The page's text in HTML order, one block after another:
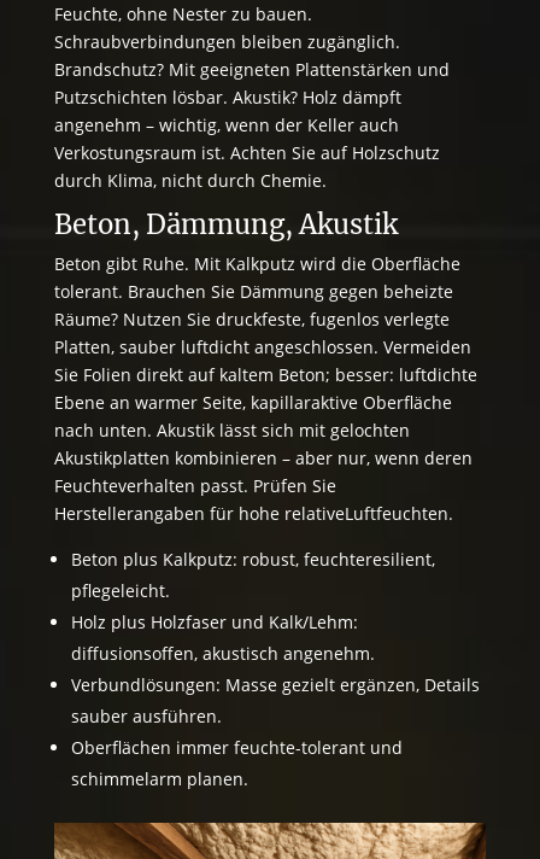
Feuchte, ohne Nester zu bauen.
Schraubverbindungen bleiben zugänglich.
Brandschutz? Mit geeigneten Plattenstärken und
Putzschichten lösbar. Akustik? Holz dämpft
angenehm – wichtig, wenn der Keller auch
Verkostungsraum ist. Achten Sie auf Holzschutz
durch Klima, nicht durch Chemie.
Beton, Dämmung, Akustik
Beton gibt Ruhe. Mit Kalkputz wird die Oberfläche
tolerant. Brauchen Sie Dämmung gegen beheizte
Räume? Nutzen Sie druckfeste, fugenlos verlegte
Platten, sauber luftdicht angeschlossen. Vermeiden
Sie Folien direkt auf kaltem Beton; besser: luftdichte
Ebene an warmer Seite, kapillaraktive Oberfläche
nach unten. Akustik lässt sich mit gelochten
Akustikplatten kombinieren – aber nur, wenn deren
Feuchteverhalten passt. Prüfen Sie
Herstellerangaben für hohe relativeLuftfeuchten.
Beton plus Kalkputz: robust, feuchteresilient,
pflegeleicht.
Holz plus Holzfaser und Kalk/Lehm:
diffusionsoffen, akustisch angenehm.
Verbundlösungen: Masse gezielt ergänzen, Details
sauber ausführen.
Oberflächen immer feuchte-tolerant und
schimmelarm planen.